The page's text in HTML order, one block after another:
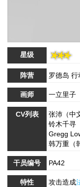
星级
阵营 罗德岛
画师 一立里子
CV列表
张沛（中
铃木千寻
Gregg
韩万重（
干员编号 PA42
特性 攻击造成